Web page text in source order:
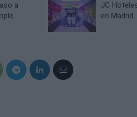
a
JC
en Madrid